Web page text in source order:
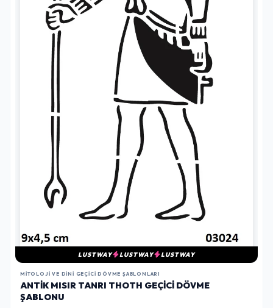
LUSTWAY LUSTWAY LUSTWAY
MITOLOJI VE DINI GEÇICI DÖVME ŞABLONLARI
ANTIK MISIR TANRI THOTH GEÇICI DÖVME
ŞABLONU